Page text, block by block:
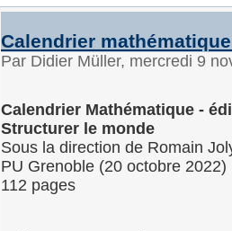
Calendrier
Par Didier Müller, mercredi 9
Calendrier Mathématique -
Structurer le monde
Sous la direction de Romain
PU Grenoble (20 octobre 2022)
112 pages